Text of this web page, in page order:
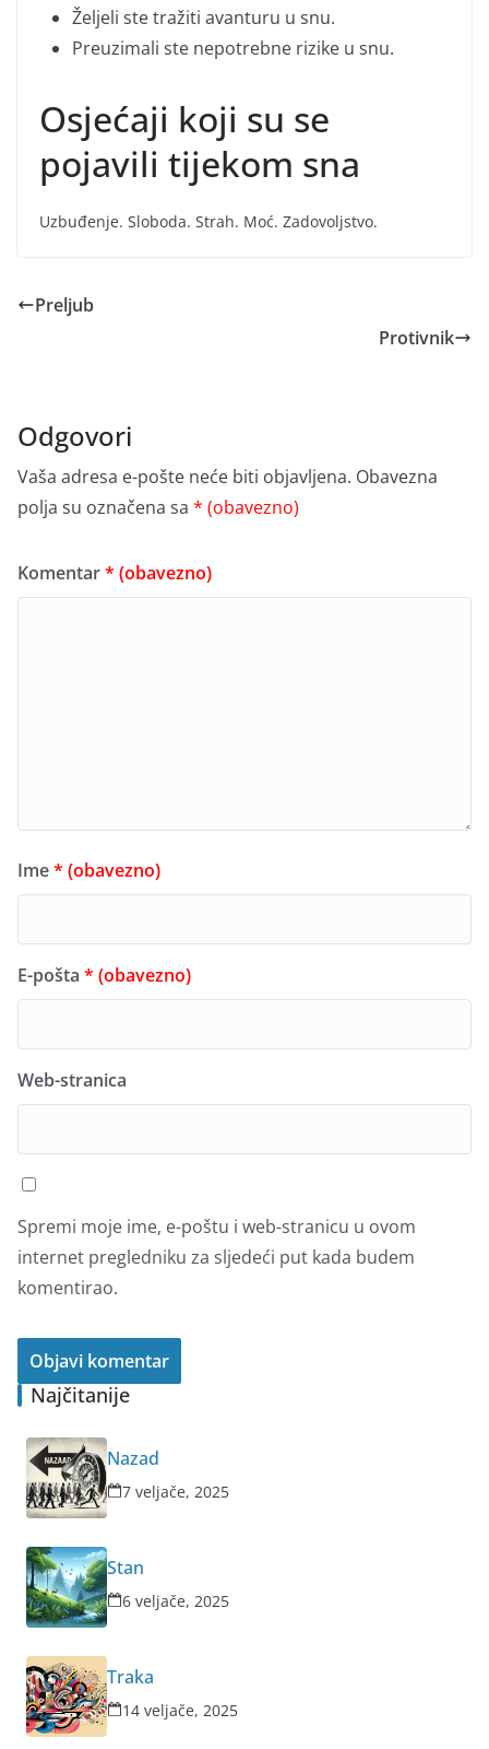
Željeli ste tražiti avanturu u snu.
Preuzimali ste nepotrebne rizike u snu.
Osjećaji koji su se
pojavili tijekom sna
Uzbuđenje. Sloboda. Strah. Moć. Zadovoljstvo.
Preljub
Protivnik
Odgovori
Vaša adresa e-pošte neće biti objavljena. Obavezna
polja su označena sa * (obavezno)
Komentar* (obavezno)
Ime* (obavezno)
E-pošta * (obavezno)
Web-stranica
Spremi moje ime, e-poštu i web-stranicu u ovom
internet pregledniku za sljedeći put kada budem
komentirao.
Najčitanije
Nazad
7 veljače, 2025
Stan
6 veljače, 2025
Traka
14 veljače, 2025